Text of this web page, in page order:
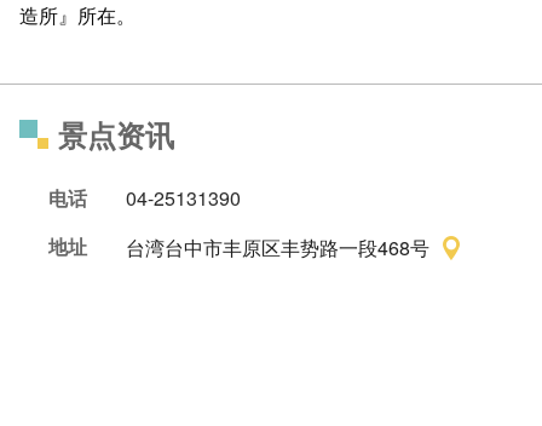
造所』所在。
景点资讯
电话
04-25131390
地址
台湾台中市丰原区丰势路一段468号